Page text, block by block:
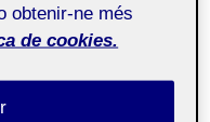
aquesta,
obtenir-ne més
de cookies.